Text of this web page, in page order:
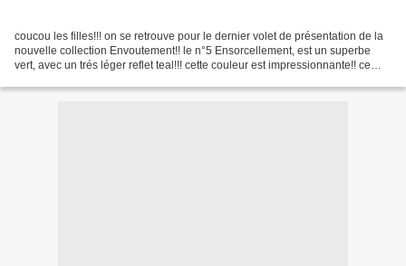
coucou les filles!!! on se retrouve pour le dernier volet de présentation de la
nouvelle collection Envoutement!! le n°5 Ensorcellement, est un superbe
vert, avec un trés léger reflet teal!!! cette couleur est impressionnante!! ce